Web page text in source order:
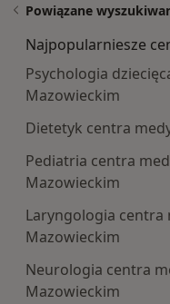
Powiązane
Najpopularniesze
Psychologia
Mazowieckim
Dietetyk centra
Pediatria centra
Mazowieckim
Laryngologia centra
Mazowieckim
Neurologia centra
Mazowieckim